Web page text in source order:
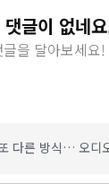
댓글이 없네
글을 달아보세요!
다른 방식… 오디